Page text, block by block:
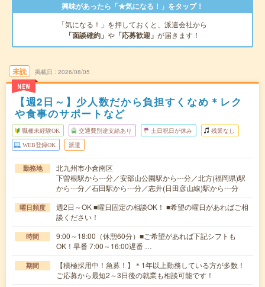
興味があったら「★気になる！」をタップ！
「気になる！」を押しておくと、派遣会社から
「面談確約」 や 「応募歓迎」 が届きます！
未読
NEW
掲載日 2026/08/05
【週2日～】少人数だから負担すくなめ＊レク
や食事のサポートなど
職種未経験OK 交通費別途支給あり 土日祝日が休み 残業なし
WEB登録OK 派遣
勤務地
北九州市小倉南区
下曽根駅から---分／安部山公園駅から---分／北方(福岡県)駅
から---分／石田駅から---分／志井(日田彦山線)駅から---分
曜日頻度
週2日～OK ■曜日固定の相談OK！ ■希望の曜日があればご相
談ください！
時間
9:00～18:00（休憩60分）■ご希望があれば下記シフトも
OK！早番 7:00～16:00遅番 …
期間
【積極採用中！急募！】＊1年以上勤務している方が多数！
ご応募から最短2～3日後の就業も相談可能です！